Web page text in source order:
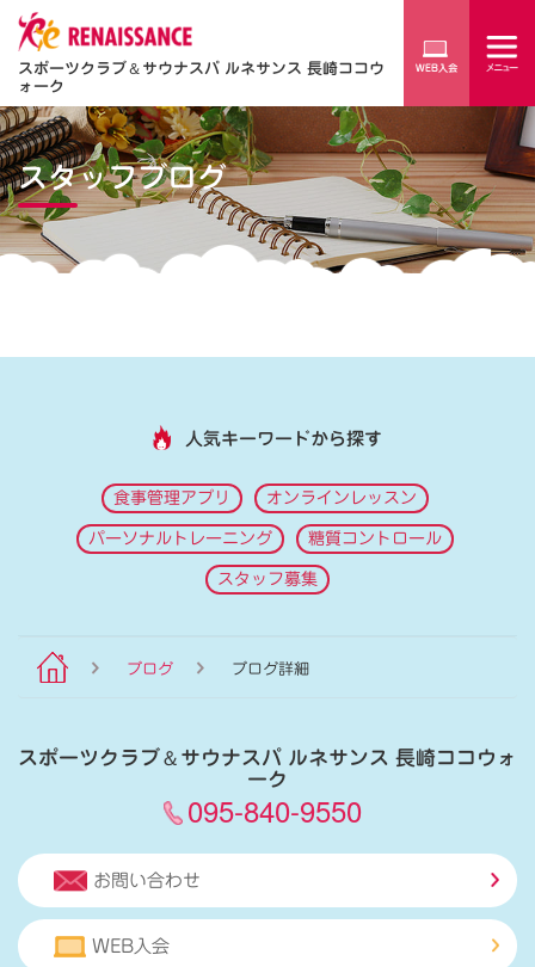
スポーツクラブ＆サウナスパ ルネサンス 長崎ココウ
ォーク
スタッフブログ
人気キーワードから探す
食事管理アプリ オンラインレッスン
パーソナルトレーニング 糖質コントロール
スタッフ募集
ブログ ブログ詳細
スポーツクラブ＆サウナスパ ルネサンス 長崎ココウォ
ーク
095-840-9550
お問い合わせ
WEB入会